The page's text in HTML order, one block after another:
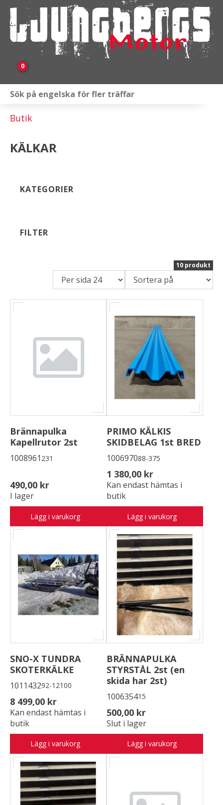
0
Förvaring
Butik
KÄLKAR
KATEGORIER
FILTER
10 produkt
Brännapulka
Kapellrutor 2st
1008961 231
490,00 kr
I lager
Lägg i varukorg
PRIMO KÄLKIS
SKIDBELAG 1st BRED
100697088-375
1 380,00 kr
Kan endast hämtas i
butik
Lägg i varukorg
SNO-X TUNDRA
SKOTERKÄLKE
101143292-12100
8 499,00 kr
Kan endast hämtas i
butik
Lägg i varukorg
BRÄNNAPULKA
STYRSTÅL 2st (en
skida har 2st)
100635415
500,00 kr
Slut i lager
Lägg i varukorg